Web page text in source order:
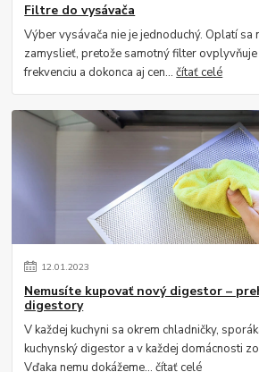
Filtre do vysávača
Výber vysávača nie je jednoduchý. Oplatí sa
zamyslieť, pretože samotný filter
frekvenciu a dokonca aj cen...čítať celé
12.01.2023
Nemusíte kupovať nový digestor –
digestory
V každej kuchyni sa okrem chladničky,
kuchynský digestor a v každej domácnosti
Vďaka nemu dokážeme...čítať celé